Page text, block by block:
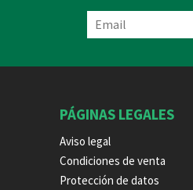
PÁGINAS LEGALES
Aviso legal
Condiciones de venta
Protección de datos